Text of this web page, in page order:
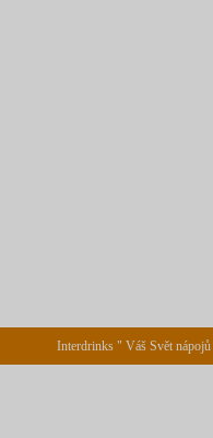
Interdrinks " Váš Svět